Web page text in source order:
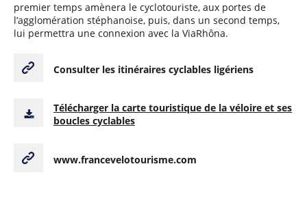
premier temps amènera le cyclotouriste, aux portes de
l’agglomération stéphanoise, puis, dans un second temps,
lui permettra une connexion avec la ViaRhôna.
Consulter les itinéraires cyclables ligériens
Télécharger la carte touristique de la véloire et ses
boucles cyclables
www.francevelotourisme.com